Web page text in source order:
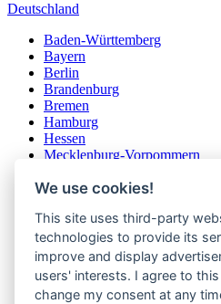
Deutschland
Baden-Württemberg
Bayern
Berlin
Brandenburg
Bremen
Hamburg
Hessen
Mecklenburg-Vorpommern
Nordrhein-Westfalen
Saarland
Sachsen
Sachsen-Anhalt
Schleswig-Holstein
Thüringen
We use cookies!
This site uses third-party
technologies to provide its
improve and display
users' interests. I agree to
change my consent at any